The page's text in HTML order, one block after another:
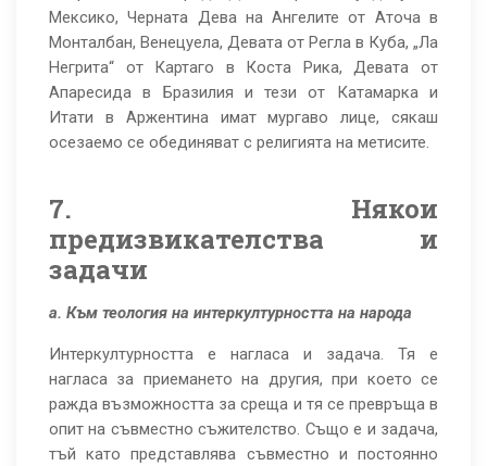
Мексико, Черната Дева на Ангелите oт Аточа в
Монталбан, Венецуела, Девата от Регла в Куба, „Ла
Негрита“ от Картаго в Коста Рика, Девата от
Апаресида в Бразилия и тези от Катамарка и
Итати в Аржентина имат мургаво лице, сякаш
осезаемо се обединяват с религията на метисите.
7. Някои
предизвикателства и
задачи
а. Към теология на интеркултурността на народа
Интеркултурността е нагласа и задача. Тя е
нагласа за приемането на другия, при което се
ражда възможността за среща и тя се превръща в
опит на съвместно съжителство. Също е и задача,
тъй като представлява съвместно и постоянно